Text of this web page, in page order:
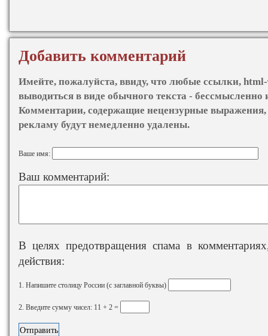
Добавить комментарий
Имейте, пожалуйста, ввиду, что любые ссылки,
выводиться в виде обычного текста - бессмысленно
Комментарии, содержащие нецензурные
рекламу будут немедленно удалены.
Ваше имя:
Ваш комментарий:
В целях предотвращения спама в
действия:
1. Напишите столицу России (с заглавной буквы)
2. Введите сумму чисел: 11 + 2 =